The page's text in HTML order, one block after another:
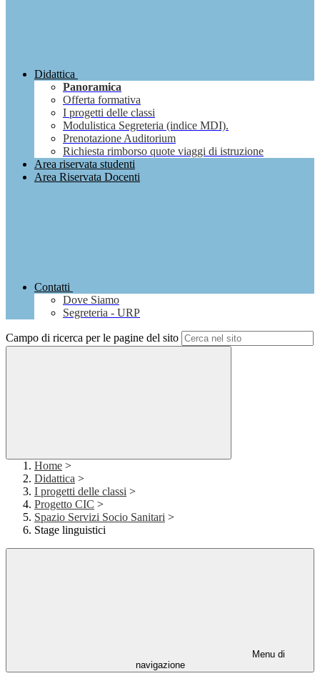
Didattica
Panoramica
Offerta formativa
I progetti delle classi
Modulistica Segreteria (indice MDI).
Prenotazione Auditorium
Richiesta rimborso quote viaggi di istruzione
Area riservata studenti
Area Riservata Docenti
Contatti
Dove Siamo
Segreteria - URP
Campo di ricerca per le pagine del sito
Home >
Didattica >
I progetti delle classi >
Progetto CIC >
Spazio Servizi Socio Sanitari >
Stage linguistici
Menu di
navigazione